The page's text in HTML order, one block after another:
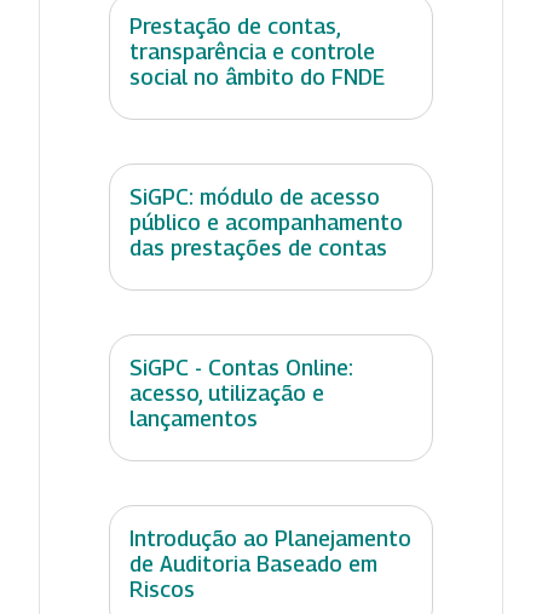
Prestação de contas,
transparência e controle
social no âmbito do FNDE
SiGPC: módulo de acesso
público e acompanhamento
das prestações de contas
SiGPC - Contas Online:
acesso, utilização e
lançamentos
Introdução ao Planejamento
de Auditoria Baseado em
Riscos